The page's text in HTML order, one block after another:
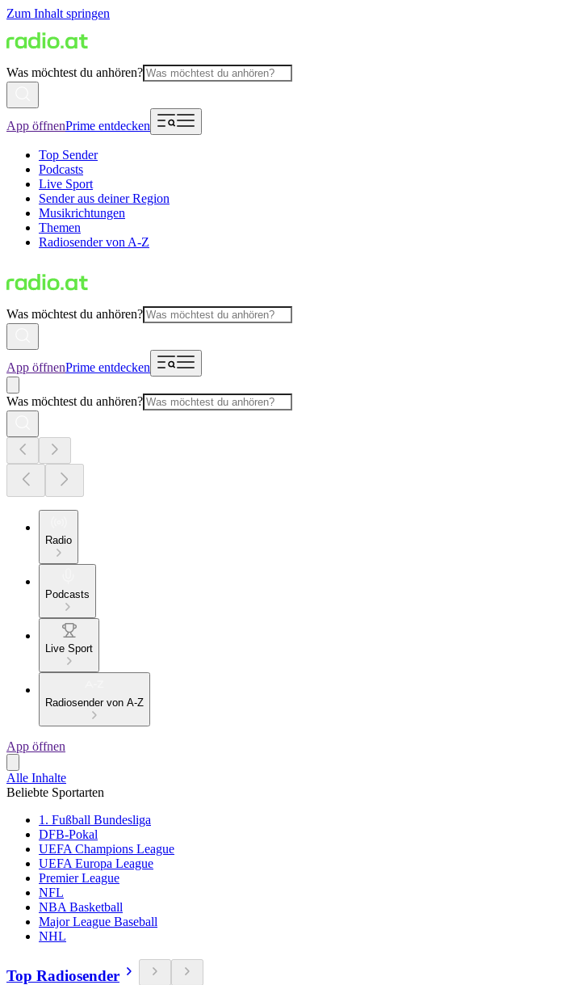
Zum Inhalt springen
Was möchtest du anhören?
App öffnenPrime entdecken
Top Sender
Podcasts
Live Sport
Sender aus deiner Region
Musikrichtungen
Themen
Radiosender von A-Z
Was möchtest du anhören?
App öffnenPrime entdecken
Was möchtest du anhören?
Radio
Podcasts
Live Sport
Radiosender von A-Z
App öffnen
Alle Inhalte
Beliebte Sportarten
1. Fußball Bundesliga
DFB-Pokal
UEFA Champions League
UEFA Europa League
Premier League
NFL
NBA Basketball
Major League Baseball
NHL
Top Radiosender